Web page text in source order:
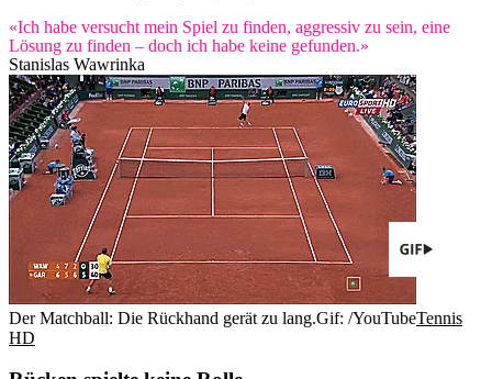
«Ich habe versucht mein Spiel zu finden, aggressiv zu sein, eine
Lösung zu finden – doch ich habe keine gefunden.»
Stanislas Wawrinka
Der Matchball: Die Rückhand gerät zu lang.Gif: /YouTubeTennis
HD